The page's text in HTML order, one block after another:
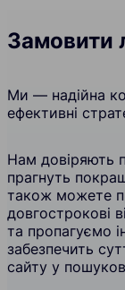
Замовити
Ми — надійна
ефективні
Нам довіряють
прагнуть
також можете
довгострокові
та пропагуємо
забезпечить
сайту у